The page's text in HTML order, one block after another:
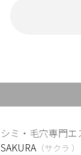
シミ・毛穴専門エ
SAKURA（サクラ ）